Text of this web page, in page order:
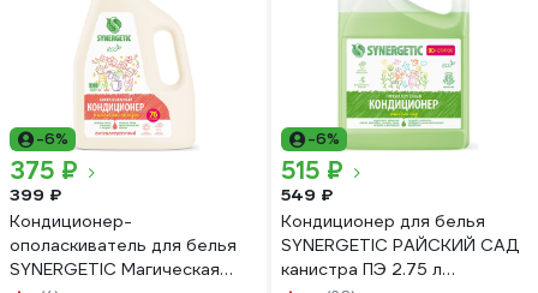
-6%
375 ₽
399 ₽
Кондиционер-
ополаскиватель для белья
SYNERGETIC Магическая
-6%
515 ₽
549 ₽
Кондиционер для белья
SYNERGETIC РАЙСКИЙ САД
канистра ПЭ 2.75 л